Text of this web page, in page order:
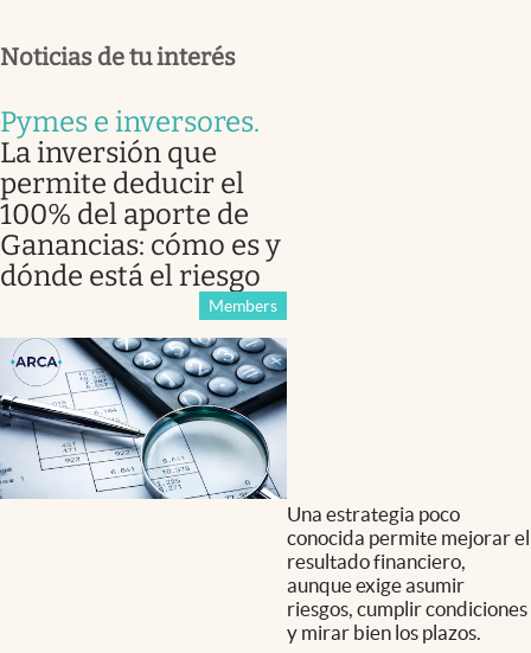
Noticias de tu interés
Pymes e inversores.
La inversión que
permite deducir el
100% del aporte de
Ganancias: cómo es y
dónde está el riesgo
Members
Una estrategia poco
conocida permite mejorar el
resultado financiero,
aunque exige asumir
riesgos, cumplir condiciones
y mirar bien los plazos.